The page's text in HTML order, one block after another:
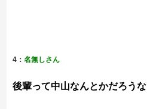
4：名無しさん
後輩って中山なんとかだろうな